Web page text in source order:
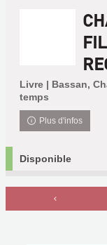
Livre | Bassan,
temps
Plus d'infos
Disponible